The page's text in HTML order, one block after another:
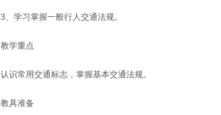
3、学习掌握一般行人交通法规。
教学重点
认识常用交通标志，掌握基本交通法规。
教具准备